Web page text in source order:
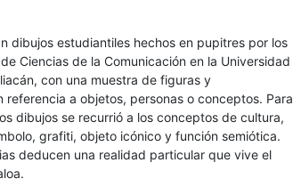
dibujos estudiantiles hechos en pupitres por los
Ciencias de la Comunicación en la Universidad
con una muestra de figuras y
referencia a objetos, personas o conceptos. Para
dibujos se recurrió a los conceptos de cultura,
grafiti, objeto icónico y función semiótica.
deducen una realidad particular que vive el